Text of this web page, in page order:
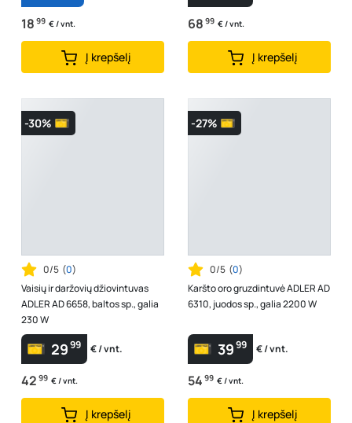
18 99 € / vnt.
Į krepšelį
68 99 € / vnt.
Į krepšelį
-30%
0/5 (0)
Vaisių ir daržovių džiovintuvas
ADLER AD 6658, baltos sp., galia
230 W
2999 € / vnt.
42 99 € / vnt.
Į krepšelį
-27%
0/5 (0)
Karšto oro gruzdintuvė ADLER AD
6310, juodos sp., galia 2200 W
3999 € / vnt.
54 99 € / vnt.
Į krepšelį